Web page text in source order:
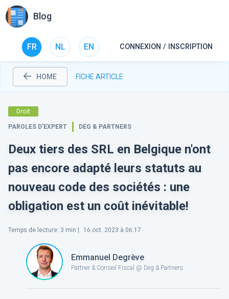
Blog
FR NL EN CONNEXION / INSCRIPTION
HOME FICHE ARTICLE
Droit
PAROLES D’EXPERT DEG & PARTNERS
Deux tiers des SRL en Belgique n'ont
pas encore adapté leurs statuts au
nouveau code des sociétés : une
obligation est un coût inévitable!
Temps de lecture: 3 min | 16 oct. 2023 à 06:17
Emmanuel Degrève
Partner & Conseil Fiscal @ Deg & Partners